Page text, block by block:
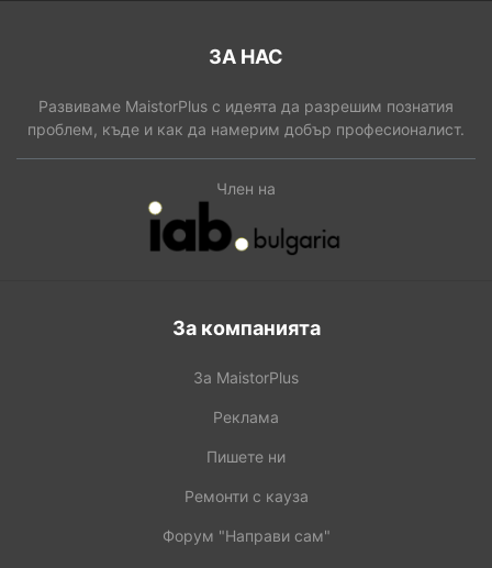
ЗА НАС
Развиваме MaistorPlus с идеята да разрешим познатия
проблем, къде и как да намерим добър професионалист.
Член на
За компанията
За MaistorPlus
Реклама
Пишете ни
Ремонти с кауза
Форум "Направи сам"